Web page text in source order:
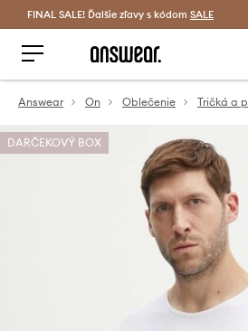
Šetrite s Answear Club >
FINAL SALE! Ďalšie zľavy s kódom SALE
Answear On Oblečenie Tričká a
DARČEKOVÝ BOX